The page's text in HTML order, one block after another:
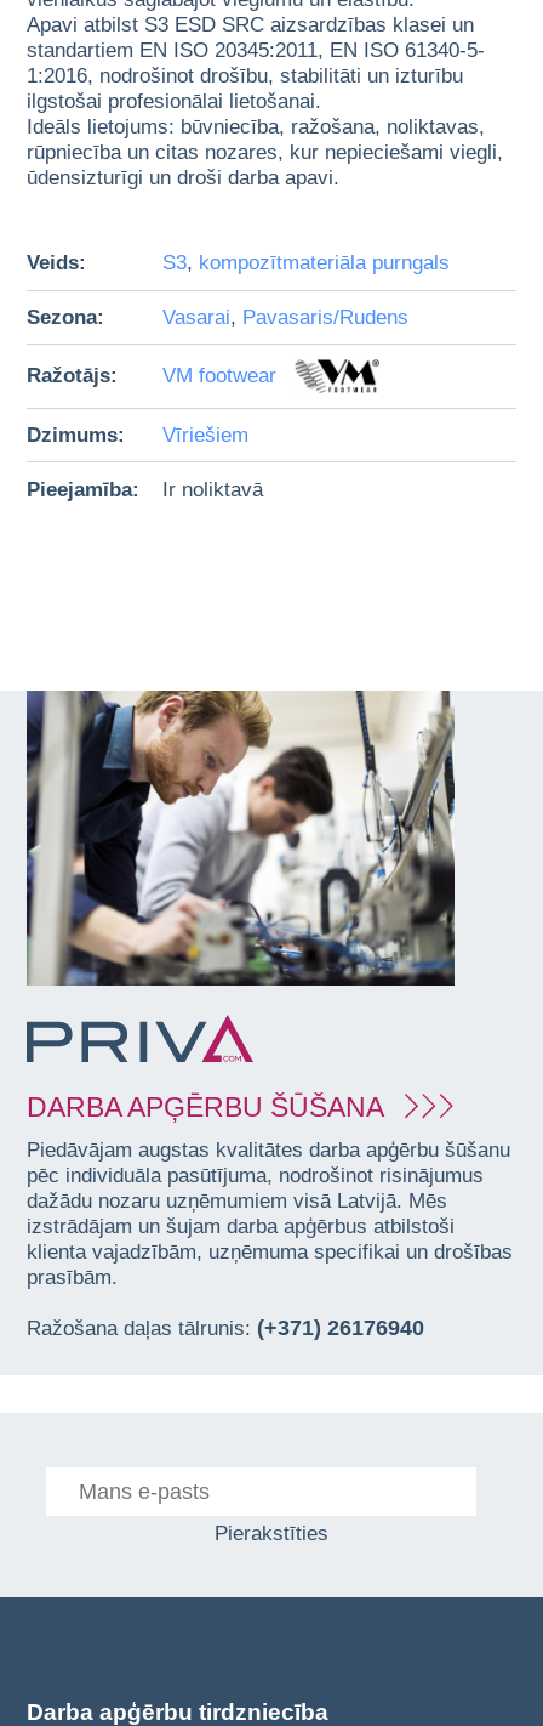
Apavi atbilst S3 ESD SRC aizsardzības klasei un
standartiem EN ISO 20345:2011, EN ISO 61340-5-
1:2016, nodrošinot drošību, stabilitāti un izturību
ilgstošai profesionālai lietošanai.
Ideāls lietojums: būvniecība, ražošana, noliktavas,
rūpniecība un citas nozares, kur nepieciešami viegli,
ūdensizturīgi un droši darba apavi.
Veids: S3, kompozītmateriāla purngals
Sezona: Vasarai, Pavasaris/Rudens
Ražotājs: VM footwear
Dzimums: Vīriešiem
Pieejamība: Ir noliktavā
DARBA APĢĒRBU ŠŪŠANA
Piedāvājam augstas kvalitātes darba apģērbu šūšanu
pēc individuāla pasūtījuma, nodrošinot risinājumus
dažādu nozaru uzņēmumiem visā Latvijā. Mēs
izstrādājam un šujam darba apģērbus atbilstoši
klienta vajadzībām, uzņēmuma specifikai un drošības
prasībām.
Ražošana daļas tālrunis: (+371) 26176940
Pierakstīties
Darba apģērbu tirdzniecība